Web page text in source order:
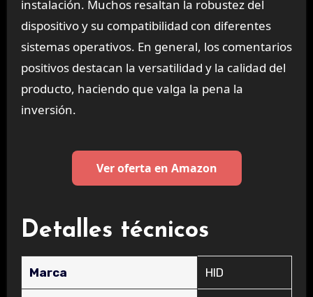
instalación. Muchos resaltan la robustez del
dispositivo y su compatibilidad con diferentes
sistemas operativos. En general, los comentarios
positivos destacan la versatilidad y la calidad del
producto, haciendo que valga la pena la
inversión.
Ver oferta en Amazon
Detalles técnicos
Marca ‎HID